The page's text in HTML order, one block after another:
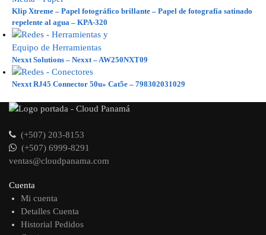
Klip Xtreme – Papel fotográfico brillante – Papel de fotografía satinado
repelente al agua – KPA-320
Nexxt Solutions – Nexxt – AW250NXT09
Nexxt RJ45 Connector 50u» Cat5e – 798302031029
(+507) 203-8153
(+507) 6999-8291
ventas@cloudpanama.com
Cuenta
Mi cuenta
Detalles Cuenta
Historial Pedidos